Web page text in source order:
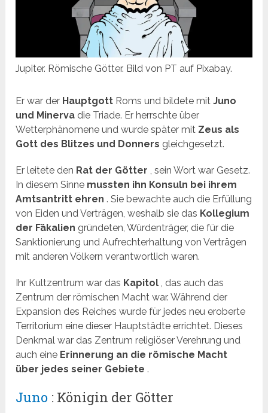
Jupiter. Römische Götter. Bild von PT auf Pixabay.
Er war der Hauptgott Roms und bildete mitJuno
und Minerva die Triade. Er herrschte über
Wetterphänomene und wurde später mit Zeus als
Gott des Blitzes und Donners gleichgesetzt.
Er leitete den Rat der Götter , sein Wort war Gesetz.
In diesem Sinne mussten ihn Konsuln bei ihrem
Amtsantritt ehren . Sie bewachte auch die Erfüllung
von Eiden und Verträgen, weshalb sie das Kollegium
der Fäkalien gründeten, Würdenträger, die für die
Sanktionierung und Aufrechterhaltung von Verträgen
mit anderen Völkern verantwortlich waren.
Ihr Kultzentrum war das Kapitol , das auch das
Zentrum der römischen Macht war. Während der
Expansion des Reiches wurde für jedes neu eroberte
Territorium eine dieser Hauptstädte errichtet. Dieses
Denkmal war das Zentrum religiöser Verehrung und
auch eine Erinnerung an die römische Macht
über jedes seiner Gebiete .
Juno : Königin der Götter